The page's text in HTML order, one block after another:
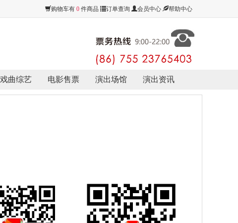
购物车有 0 件商品 订单查询 会员中心 帮助中心
戏曲综艺 电影售票 演出场馆 演出资讯